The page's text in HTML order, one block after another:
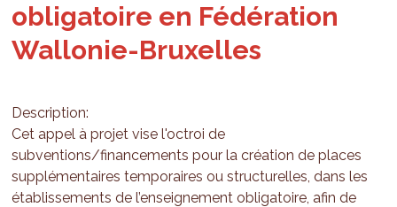
obligatoire en Fédération
Wallonie-Bruxelles
Description:
Cet appel à projet vise l'octroi de
subventions/financements pour la création de places
supplémentaires temporaires ou structurelles, dans les
établissements de l’enseignement obligatoire, afin de